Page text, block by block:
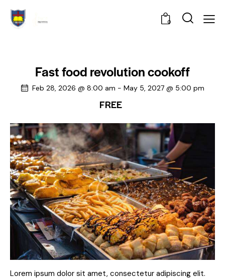
0
Fast food revolution cookoff
Feb 28, 2026 @ 8:00 am - May 5, 2027 @ 5:00 pm
FREE
Lorem ipsum dolor sit amet, consectetur adipiscing elit.